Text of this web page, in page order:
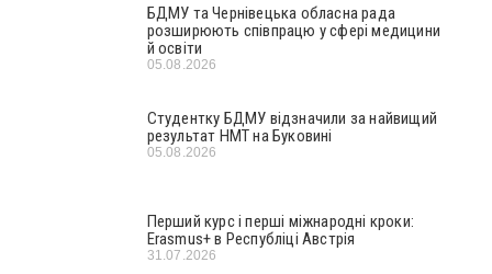
БДМУ та Чернівецька обласна рада
розширюють співпрацю у сфері медицини
й освіти
05.08.2026
Студентку БДМУ відзначили за найвищий
результат НМТ на Буковині
05.08.2026
Перший курс і перші міжнародні кроки:
Erasmus+ в Республіці Австрія
31.07.2026